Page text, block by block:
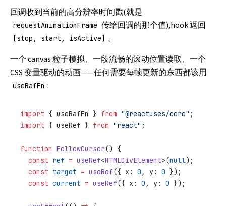
回调收到当前的高分辨率时间戳(就是
requestAnimationFrame 传给回调的那个值),hook 返回
[stop, start, isActive] 。
一个 canvas 粒子模拟、一段流畅的滚动位置读取、一个
CSS 变量驱动的动画——任何需要每帧更新的东西都该用
useRafFn :
import { useRafFn } from "@reactuses/core" ;
import { useRef } from "react" ;
function FollowCursor() {
  const
ref = useRef<HTMLDivElement>(null);
  const
target = useRef({ x: 0 , y: 0 });
  const
current = useRef({ x: 0 , y: 0 });